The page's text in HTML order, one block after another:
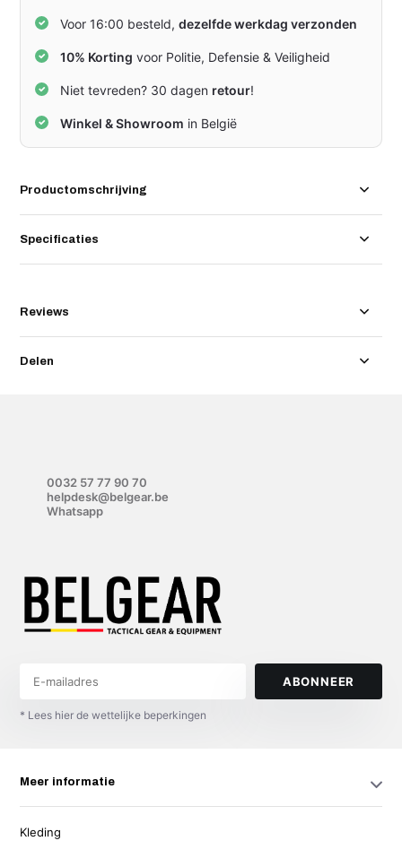
Voor 16:00 besteld,dezelfde werkdag verzonden
10% Korting voor Politie, Defensie & Veiligheid
Niet tevreden? 30 dagen retour!
Winkel & Showroom in België
Productomschrijving
Specificaties
Reviews
Delen
0032 57 77 90 70
helpdesk@belgear.be
Whatsapp
ABONNEER
* Lees hier de wettelijke beperkingen
Meer informatie
Kleding